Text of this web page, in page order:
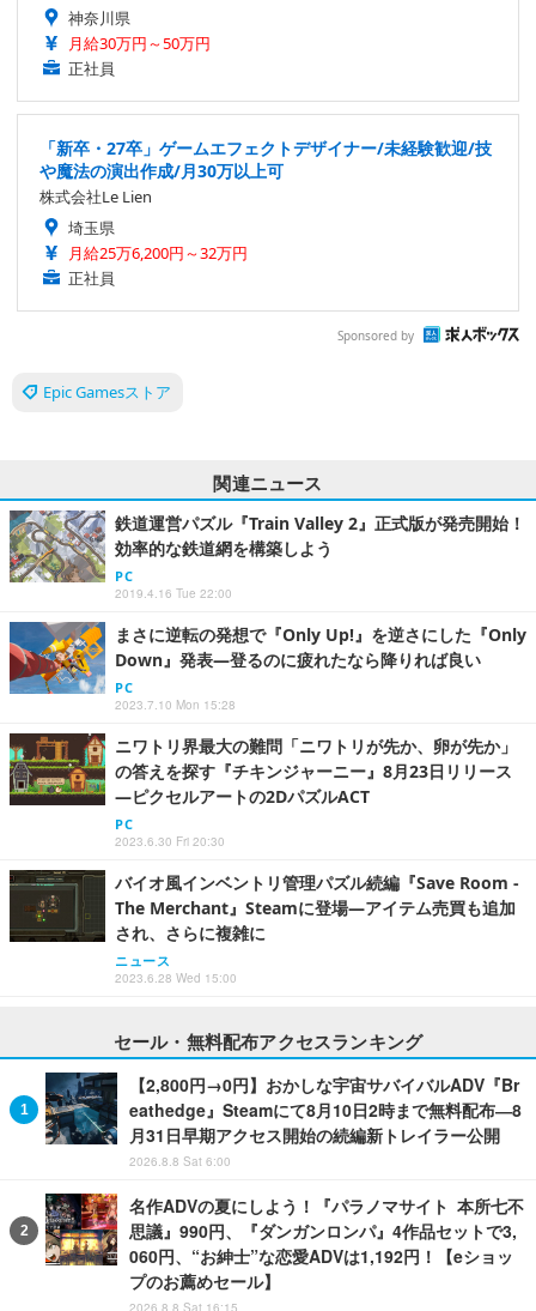
神奈川県
月給30万円～50万円
正社員
「新卒・27卒」ゲームエフェクトデザイナー/未経験歓迎/技
や魔法の演出作成/月30万以上可
株式会社Le Lien
埼玉県
月給25万6,200円～32万円
正社員
Sponsored by
Epic Gamesストア
関連ニュース
鉄道運営パズル『Train Valley 2』正式版が発売開始！
効率的な鉄道網を構築しよう
PC
2019.4.16 Tue 22:00
まさに逆転の発想で『Only Up!』を逆さにした『Only
Down』発表―登るのに疲れたなら降りれば良い
PC
2023.7.10 Mon 15:28
ニワトリ界最大の難問「ニワトリが先か、卵が先か」
の答えを探す『チキンジャーニー』8月23日リリース
―ピクセルアートの2DパズルACT
PC
2023.6.30 Fri 20:30
バイオ風インベントリ管理パズル続編『Save Room -
The Merchant』Steamに登場―アイテム売買も追加
され、さらに複雑に
ニュース
2023.6.28 Wed 15:00
セール・無料配布アクセスランキング
【2,800円→0円】おかしな宇宙サバイバルADV『Br
eathedge』Steamにて8月10日2時まで無料配布―8
月31日早期アクセス開始の続編新トレイラー公開
2026.8.8 Sat 6:00
名作ADVの夏にしよう！『パラノマサイト 本所七不
思議』990円、『ダンガンロンパ』4作品セットで3,
060円、“お紳士”な恋愛ADVは1,192円！【eショッ
プのお薦めセール】
2026.8.8 Sat 16:15